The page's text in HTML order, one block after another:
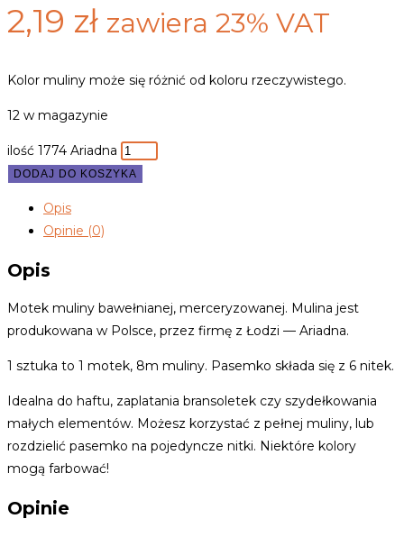
2,19 zł zawiera 23% VAT
Kolor muliny może się różnić od koloru rzeczywistego.
12 w magazynie
ilość 1774 Ariadna
DODAJ DO KOSZYKA
Opis
Opinie (0)
Opis
Motek muliny bawełnianej, merceryzowanej. Mulina jest
produkowana w Polsce, przez firmę z Łodzi — Ariadna.
1 sztuka to 1 motek, 8m muliny. Pasemko składa się z 6 nitek.
Idealna do haftu, zaplatania bransoletek czy szydełkowania
małych elementów. Możesz korzystać z pełnej muliny, lub
rozdzielić pasemko na pojedyncze nitki. Niektóre kolory
mogą farbować!
Opinie